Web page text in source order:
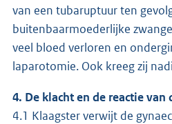
van een tubaruptuur ten
buitenbaarmoederlijke
veel bloed verloren en
laparotomie. Ook kreeg zij
4. De klacht en de reactie van
4.1 Klaagster verwijt de